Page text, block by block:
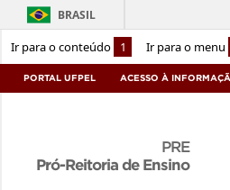
Ir para o conteúdo 1 Ir para o menu
BRASIL
PORTAL UFPEL ACESSO À
PRE
Pró-Reitoria de Ensino